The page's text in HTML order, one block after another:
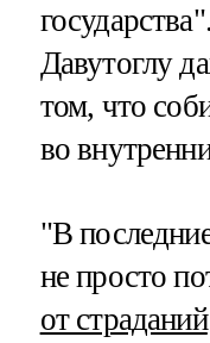
Давутоглу
том, что
во
"В
не просто
от страданий